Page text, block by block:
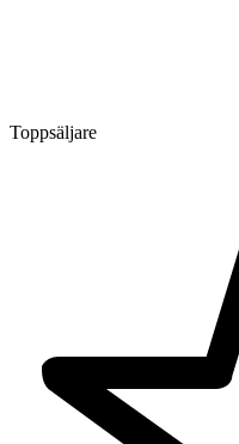
Toppsäljare